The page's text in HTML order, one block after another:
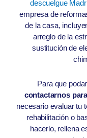
descuelgue
empresa de
de la casa,
arreglo de la
sustitución de
Para que
contactarnos
necesario evaluar tu
rehabilitación o
hacerlo, rellena